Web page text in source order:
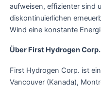
aufweisen, effizienter sind
diskontinuierlichen
Wind eine konstante
Über First Hydrogen
First Hydrogen Corp. ist
Vancouver (Kanada),